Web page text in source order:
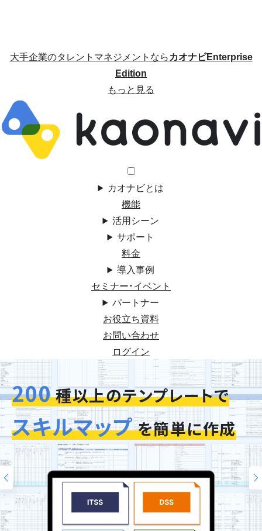
大手企業のタレントマネジメントならカオナビEnterprise
Edition
もっと見る
カオナビとは
機能
活用シーン
サポート
料金
導入事例
セミナー・イベント
パートナー
お役立ち資料
お問い合わせ
ログイン
200
スキルマップ
今お使いの評価シートを
そのまま再現